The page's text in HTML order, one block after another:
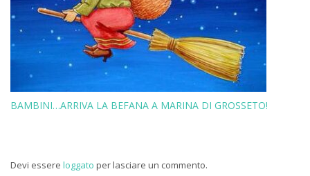
BAMBINI…ARRIVA LA BEFANA A MARINA DI GROSSETO!
Devi essere loggato per lasciare un commento.